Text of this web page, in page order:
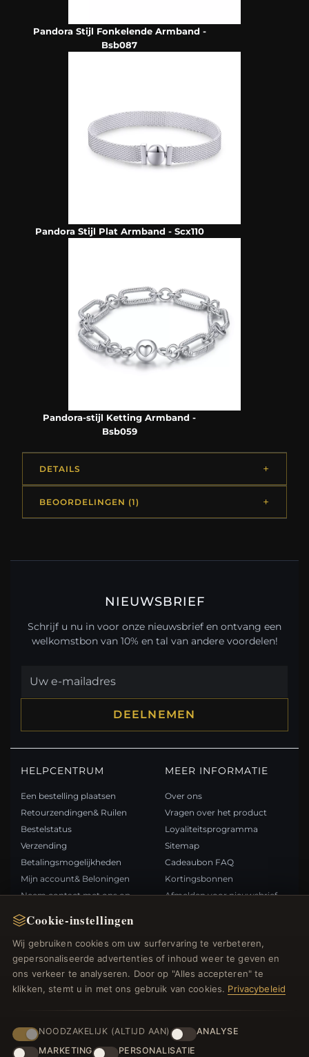
Cookie-instellingen
Wij gebruiken cookies om uw surfervaring te verbeteren,
gepersonaliseerde advertenties of inhoud weer te geven en
ons verkeer te analyseren. Door op "Alles accepteren" te
klikken, stemt u in met ons gebruik van cookies. Privacybeleid
NOODZAKELIJK (ALTIJD AAN)
ANALYSE
MARKETING
PERSONALISATIE
Pandora Stijl Fonkelende Armband -
Bsb087
Pandora Stijl Plat Armband - Scx110
Pandora-stijl Ketting Armband -
Bsb059
DETAILS
BEOORDELINGEN (1)
NIEUWSBRIEF
Schrijf u nu in voor onze nieuwsbrief en ontvang een
welkomstbon van 10% en tal van andere voordelen!
DEELNEMEN
HELPCENTRUM
Een bestelling plaatsen
Retourzendingen& Ruilen
Bestelstatus
Verzending
Betalingsmogelijkheden
Mijn account& Beloningen
Neem contact met ons op
MEER INFORMATIE
Over ons
Vragen over het product
Loyaliteitsprogramma
Sitemap
Cadeaubon FAQ
Kortingsbonnen
Afmelden voor nieuwsbrief
Nieuwe producten
Specials
Blog
Inloggen
BETAALMETHODEN